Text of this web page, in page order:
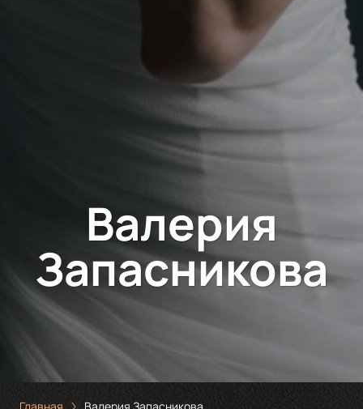
Валерия
Запасникова
Главная Валерия Запасникова